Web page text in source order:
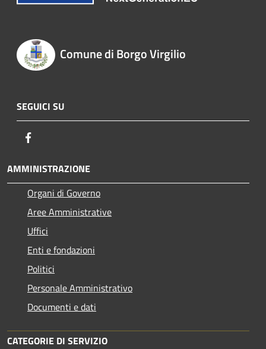
Comune di Borgo Virgilio
SEGUICI SU
AMMINISTRAZIONE
Organi di Governo
Aree Amministrative
Uffici
Enti e fondazioni
Politici
Personale Amministrativo
Documenti e dati
CATEGORIE DI SERVIZIO